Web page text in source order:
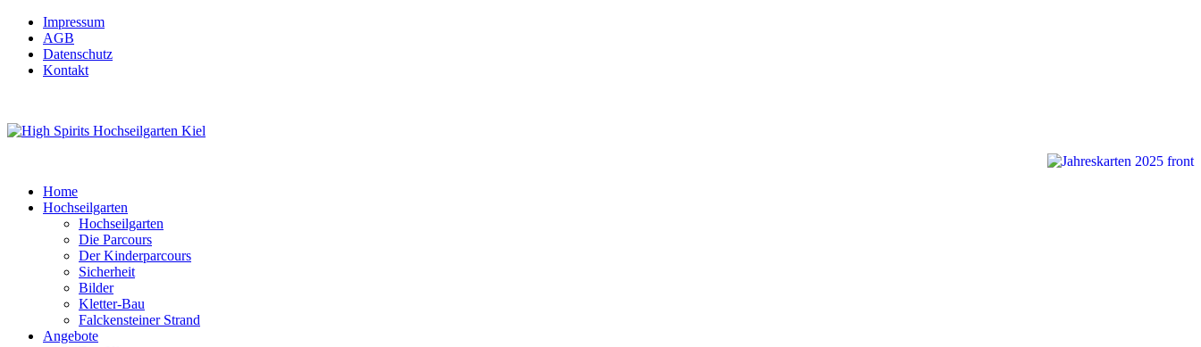
Impressum
AGB
Datenschutz
Kontakt
Home
Hochseilgarten
Hochseilgarten
Die Parcours
Der Kinderparcours
Sicherheit
Bilder
Kletter-Bau
Falckensteiner Strand
Angebote